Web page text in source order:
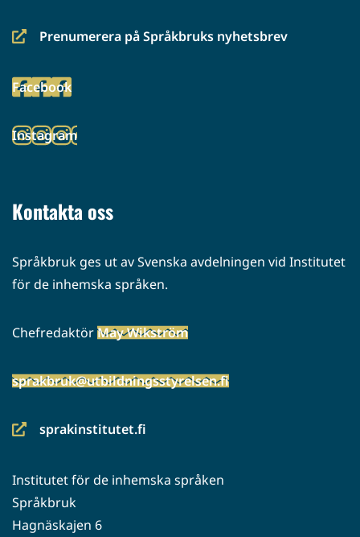
Prenumerera på Språkbruks nyhetsbrev
(siirryt
palveluun)
Facebook
(siirryt
palveluun)
Instagram
(siirryt
Kontakta oss
Språkbruk ges ut av Svenska avdelningen vid Institutet
för de inhemska språken.
ChefredaktörMay Wikström
sprakbruk@utbildningsstyrelsen.fi
sprakinstitutet.fi
(siirryt
palveluun)
Institutet för de inhemska språken
Språkbruk
Hagnäskajen 6